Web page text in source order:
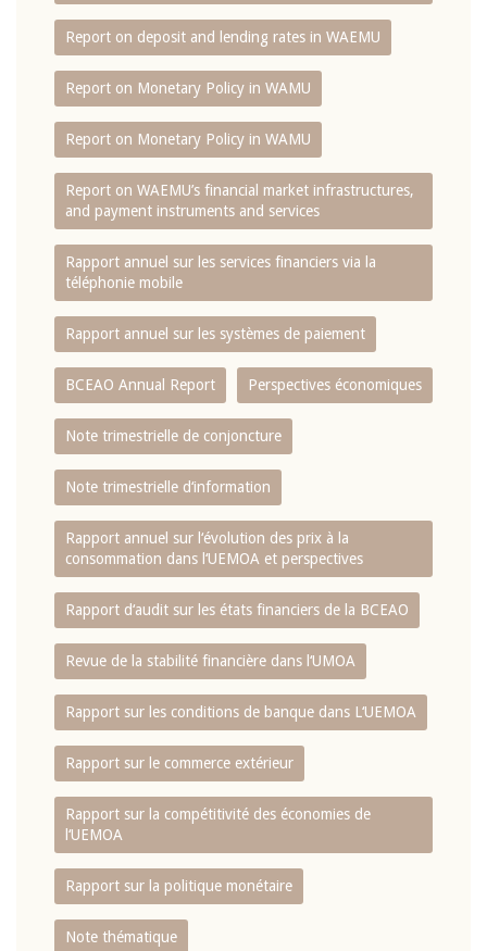
Report on deposit and lending rates in WAEMU
Report on Monetary Policy in WAMU
Report on Monetary Policy in WAMU
Report on WAEMU’s financial market infrastructures,
and payment instruments and services
Rapport annuel sur les services financiers via la
téléphonie mobile
Rapport annuel sur les systèmes de paiement
BCEAO Annual Report Perspectives économiques
Note trimestrielle de conjoncture
Note trimestrielle d‘information
Rapport annuel sur l‘évolution des prix à la
consommation dans l‘UEMOA et perspectives
Rapport d‘audit sur les états financiers de la BCEAO
Revue de la stabilité financière dans l‘UMOA
Rapport sur les conditions de banque dans L‘UEMOA
Rapport sur le commerce extérieur
Rapport sur la compétitivité des économies de
l‘UEMOA
Rapport sur la politique monétaire
Note thématique